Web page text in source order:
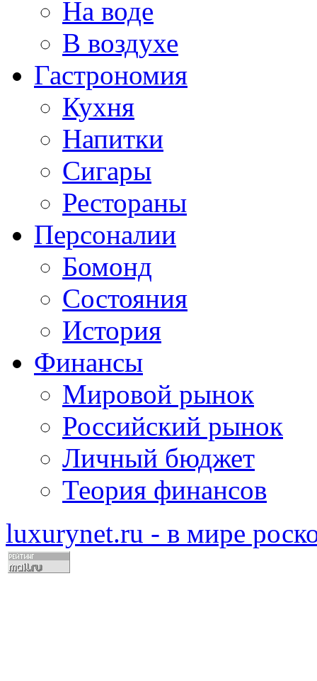
На воде
В воздухе
Гастрономия
Кухня
Напитки
Сигары
Рестораны
Персоналии
Бомонд
Состояния
История
Финансы
Мировой рынок
Российский рынок
Личный бюджет
Теория финансов
luxurynet.ru - в мире